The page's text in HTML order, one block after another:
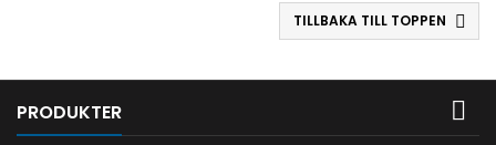
TILLBAKA TILL TOPPEN 
PRODUKTER 